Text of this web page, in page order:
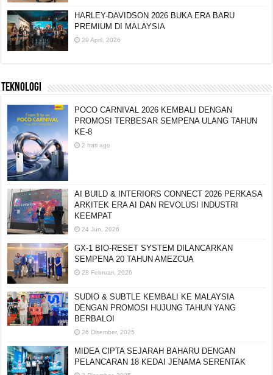
HARLEY-DAVIDSON 2026 BUKA ERA BARU
PREMIUM DI MALAYSIA
29 April, 2026
TEKNOLOGI
POCO CARNIVAL 2026 KEMBALI DENGAN
PROMOSI TERBESAR SEMPENA ULANG TAHUN
KE-8
2 hari ago
AI BUILD & INTERIORS CONNECT 2026 PERKASA
ARKITEK ERA AI DAN REVOLUSI INDUSTRI
KEEMPAT
24 Jun, 2026
GX-1 BIO-RESET SYSTEM DILANCARKAN
SEMPENA 20 TAHUN AMEZCUA
28 Februari, 2026
SUDIO & SUBTLE KEMBALI KE MALAYSIA
DENGAN PROMOSI HUJUNG TAHUN YANG
BERBALOI
26 Disember, 2025
MIDEA CIPTA SEJARAH BAHARU DENGAN
PELANCARAN 18 KEDAI JENAMA SERENTAK